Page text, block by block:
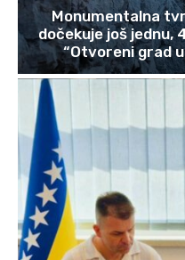
Monumentalna
dočekuje još jednu,
“Otvoreni grad